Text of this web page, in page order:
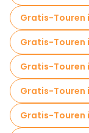
Gratis-Touren
Gratis-Touren
Gratis-Touren
Gratis-Touren
Gratis-Touren